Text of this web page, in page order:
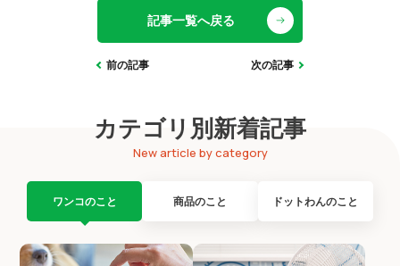
前の記事
記事一覧へ戻る
次の記事
カテゴリ別新着記事
New article by category
ワンコのこと 商品のこと ドットわんのこと